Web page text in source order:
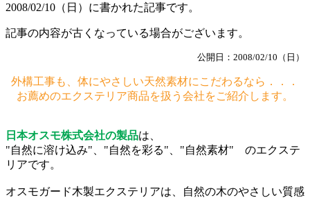
2008/02/10（日）に書かれた記事です。
記事の内容が古くなっている場合がございます。
公開日：2008/02/10（日）
外構工事も、体にやさしい天然素材にこだわるなら．．．
お薦めのエクステリア商品を扱う会社をご紹介します。
日本オスモ株式会社の製品は、
"自然に溶け込み"、"自然を彩る"、"自然素材" のエクステ
リアです。
オスモガード木製エクステリアは、自然の木のやさしい質感